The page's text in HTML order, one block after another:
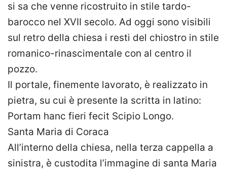
si sa che venne ricostruito in stile tardo-
barocco nel XVII secolo. Ad oggi sono visibili
sul retro della chiesa i resti del chiostro in stile
romanico-rinascimentale con al centro il
pozzo.
Il portale, finemente lavorato, è realizzato in
pietra, su cui è presente la scritta in latino:
Portam hanc fieri fecit Scipio Longo.
Santa Maria di Coraca
All’interno della chiesa, nella terza cappella a
sinistra, è custodita l’immagine di santa Maria